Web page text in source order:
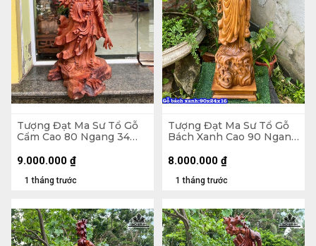
Tượng Đạt Ma Sư Tổ Gỗ
Cẩm Cao 80 Ngang 34
1 tháng trước
9.000.000 ₫
Tượng Đạt Ma Sư Tổ Gỗ
Bách Xanh Cao 90 Ngang
1 tháng trước
8.000.000 ₫